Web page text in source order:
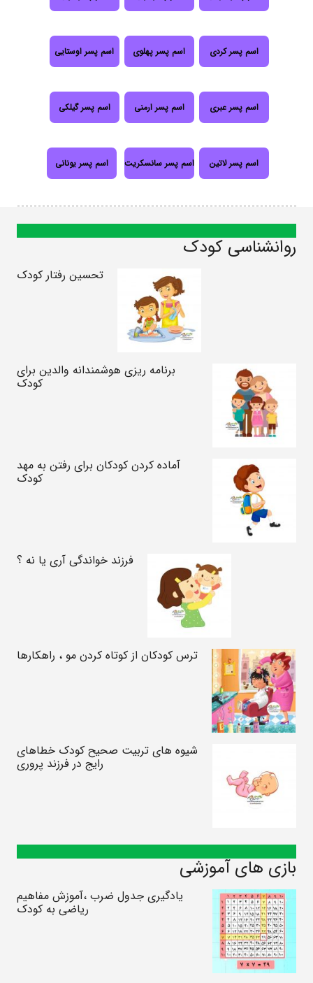
اسم پسر کردی اسم پسر پهلوی اسم پسر اوستایی
اسم پسر عبری اسم پسر ارمنی اسم پسر گیلکی
اسم پسر لاتین اسم پسر سانسکریت اسم پسر یونانی
روانشناسی کودک
تحسین رفتار کودک
برنامه ریزی هوشمندانه والدین برای
کودک
آماده کردن کودکان برای رفتن به مهد
کودک
فرزند خواندگی آری یا نه ؟
ترس کودکان از کوتاه کردن مو ، راهکارها
شیوه های تربیت صحیح کودک خطاهای
رایج در فرزند پروری
بازی های آموزشی
یادگیری جدول ضرب ،آموزش مفاهیم
ریاضی به کودک